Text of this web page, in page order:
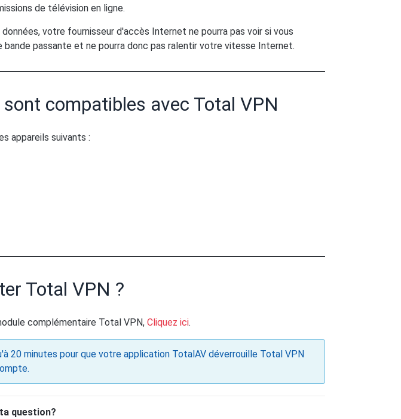
de télévision en ligne.
votre fournisseur d'accès Internet ne pourra pas voir si vous
bande passante et ne pourra donc pas ralentir votre vitesse Internet.
compatibles avec Total VPN
appareils suivants :
Total VPN ?
complémentaire Total VPN,Cliquez ici.
20 minutes pour que votre application TotalAV déverrouille Total VPN
question?